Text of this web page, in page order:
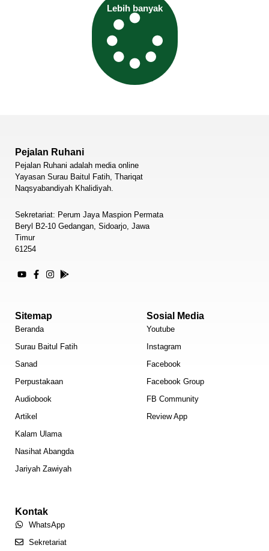
Lebih banyak
Pejalan Ruhani
Pejalan Ruhani adalah media online
Yayasan Surau Baitul Fatih, Thariqat
Naqsyabandiyah Khalidiyah.
Sekretariat: Perum Jaya Maspion Permata
Beryl B2-10 Gedangan, Sidoarjo, Jawa
Timur
61254
Sitemap
Beranda
Surau Baitul Fatih
Sanad
Perpustakaan
Audiobook
Artikel
Kalam Ulama
Nasihat Abangda
Jariyah Zawiyah
Sosial Media
Youtube
Instagram
Facebook
Facebook Group
FB Community
Review App
Kontak
WhatsApp
Sekretariat